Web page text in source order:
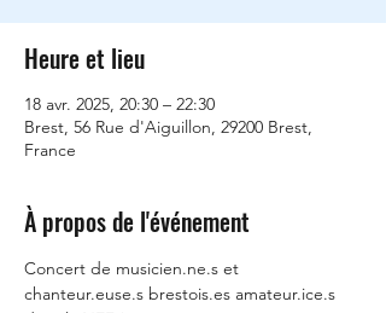
Heure et lieu
18 avr. 2025, 20:30 – 22:30
Brest, 56 Rue d'Aiguillon, 29200 Brest,
France
À propos de l'événement
Concert de musicien.ne.s et
chanteur.euse.s brestois.es amateur.ice.s